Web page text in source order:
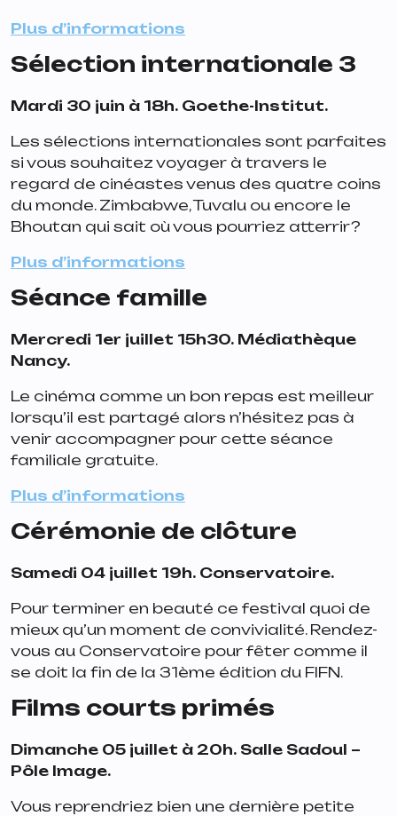
Plus d’informations
Sélection internationale 3
Mardi 30 juin à 18h. Goethe-Institut.
Les sélections internationales sont parfaites
si vous souhaitez voyager à travers le
regard de cinéastes venus des quatre coins
du monde. Zimbabwe, Tuvalu ou encore le
Bhoutan qui sait où vous pourriez atterrir?
Plus d’informations
Séance famille
Mercredi 1er juillet 15h30. Médiathèque
Nancy.
Le cinéma comme un bon repas est meilleur
lorsqu’il est partagé alors n’hésitez pas à
venir accompagner pour cette séance
familiale gratuite.
Plus d’informations
Cérémonie de clôture
Samedi 04 juillet 19h. Conservatoire.
Pour terminer en beauté ce festival quoi de
mieux qu’un moment de convivialité. Rendez-
vous au Conservatoire pour fêter comme il
se doit la fin de la 31ème édition du FIFN.
Films courts primés
Dimanche 05 juillet à 20h. Salle Sadoul –
Pôle Image.
Vous reprendriez bien une dernière petite